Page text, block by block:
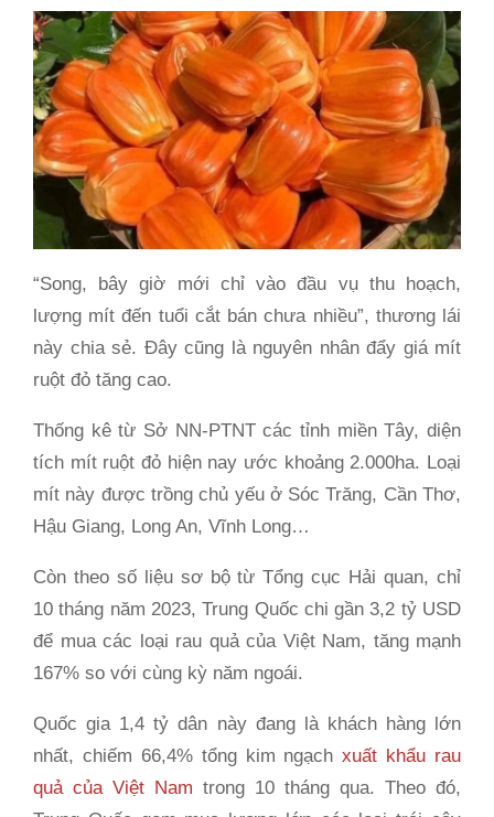
“Song, bây giờ mới chỉ vào đầu vụ thu hoạch,
lượng mít đến tuổi cắt bán chưa nhiều”, thương lái
này chia sẻ. Đây cũng là nguyên nhân đẩy giá mít
ruột đỏ tăng cao.
Thống kê từ Sở NN-PTNT các tỉnh miền Tây, diện
tích mít ruột đỏ hiện nay ước khoảng 2.000ha. Loại
mít này được trồng chủ yếu ở Sóc Trăng, Cần Thơ,
Hậu Giang, Long An, Vĩnh Long…
Còn theo số liệu sơ bộ từ Tổng cục Hải quan, chỉ
10 tháng năm 2023, Trung Quốc chi gần 3,2 tỷ USD
để mua các loại rau quả của Việt Nam, tăng mạnh
167% so với cùng kỳ năm ngoái.
Quốc gia 1,4 tỷ dân này đang là khách hàng lớn
nhất, chiếm 66,4% tổng kim ngạchxuất khẩu rau
quả của Việt Nam trong 10 tháng qua. Theo đó,